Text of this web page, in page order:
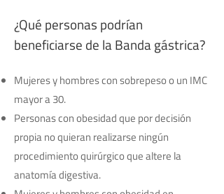
¿Qué personas podrían
beneficiarse de la Banda gástrica?
Mujeres y hombres con sobrepeso o un IMC
mayor a 30.
Personas con obesidad que por decisión
propia no quieran realizarse ningún
procedimiento quirúrgico que altere la
anatomía digestiva.